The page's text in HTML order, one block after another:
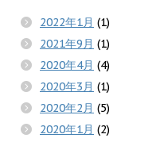
2022年1月 (1)
2021年9月 (1)
2020年4月 (4)
2020年3月 (1)
2020年2月 (5)
2020年1月 (2)